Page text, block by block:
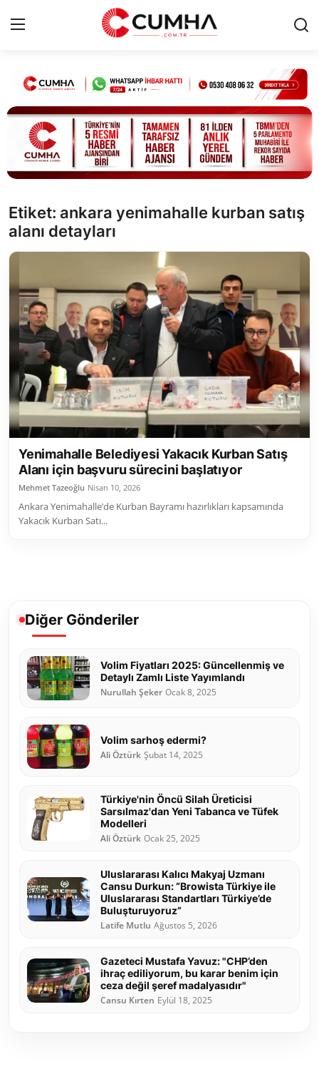
Kurumsal
Cumhurbaşkanlığı
Bakanlıklar
Siyasi Partiler
Mülki İdare
Toplum ve Yaşam
Sivil Toplum Kuruluşları
Kamu Kurumları ve Üst Kurullar
Resmi Reklamlar
Etiket: ankara yenimahalle kurban satış
alanı detayları
Yenimahalle Belediyesi Yakacık Kurban Satış
Alanı için başvuru sürecini başlatıyor
Mehmet Tazeoğlu Nisan 10, 2026
Ankara Yenimahalle’de Kurban Bayramı hazırlıkları kapsamında
Yakacık Kurban Satı...
Diğer Gönderiler
Volim Fiyatları 2025: Güncellenmiş ve
Detaylı Zamlı Liste Yayımlandı
Nurullah Şeker Ocak 8, 2025
Volim sarhoş edermi?
Ali Öztürk Şubat 14, 2025
Türkiye'nin Öncü Silah Üreticisi
Sarsılmaz'dan Yeni Tabanca ve Tüfek
Modelleri
Ali Öztürk Ocak 25, 2025
Uluslararası Kalıcı Makyaj Uzmanı
Cansu Durkun: “Browista Türkiye ile
Uluslararası Standartları Türkiye’de
Buluşturuyoruz”
Latife Mutlu Ağustos 5, 2026
Gazeteci Mustafa Yavuz: "CHP’den
ihraç ediliyorum, bu karar benim için
ceza değil şeref madalyasıdır"
Cansu Kırten Eylül 18, 2025